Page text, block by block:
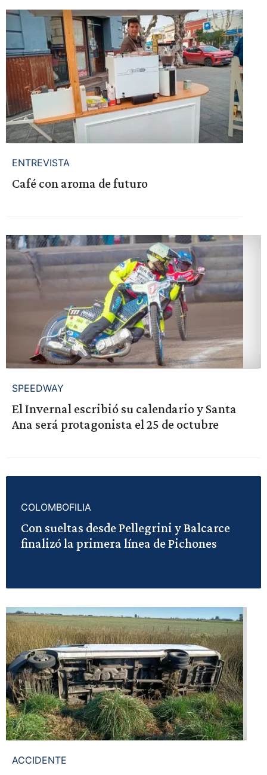
ENTREVISTA
Café con aroma de futuro
SPEEDWAY
El Invernal escribió su calendario y Santa
Ana será protagonista el 25 de octubre
COLOMBOFILIA
Con sueltas desde Pellegrini y Balcarce
finalizó la primera línea de Pichones
ACCIDENTE